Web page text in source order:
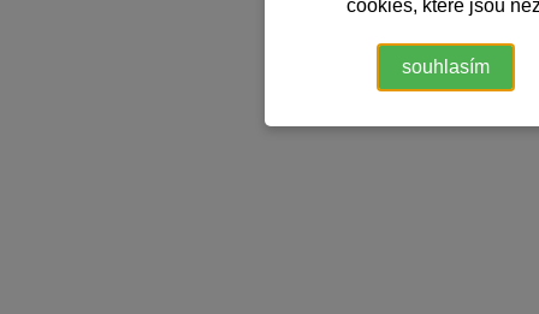
cookies, které jsou
souhlasím